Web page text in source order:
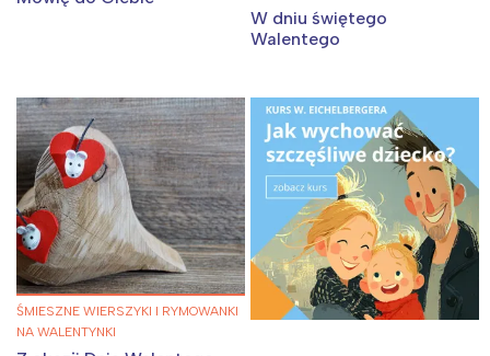
W dniu świętego
Walentego
ŚMIESZNE WIERSZYKI I RYMOWANKI
NA WALENTYNKI
Interesują mnie wydarzenia z
tego regionu: